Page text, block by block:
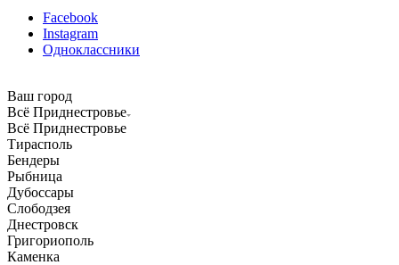
Facebook
Instagram
Одноклассники
Ваш город
Всё Приднестровье
Всё Приднестровье
Тирасполь
Бендеры
Рыбница
Дубоссары
Слободзея
Днестровск
Григориополь
Каменка